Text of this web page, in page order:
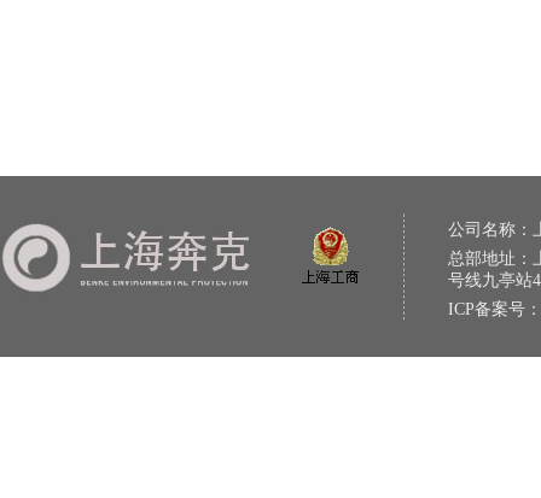
公司名称：
总部地址：
号线九亭站
ICP备案号：